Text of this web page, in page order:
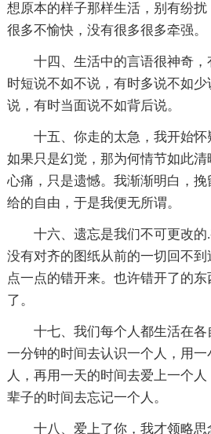
想原本的样子那样生活，别有纷
很多不愉快，没有很多很多牵强。
十四、生活中的言语很神奇
时短说不如不说，有时多说不如
说，有时当面说不如背后说。
十五、你走的太急，我开始怀
如果只是幻觉，那为何情节如此
心痛，只是遗憾。我渐渐明白，
给的自由，于是我便无所谓。
十六、遗忘是我们不可更改
没有对齐的图纸从前的一切回不
点一点的错开来。也许错开了的
了。
十七、我们每个人都生活在
一分钟的时间去认识一个人，用
人，再用一天的时间去爱上一个
辈子的时间去忘记一个人。
十八、爱上了你，我才领略